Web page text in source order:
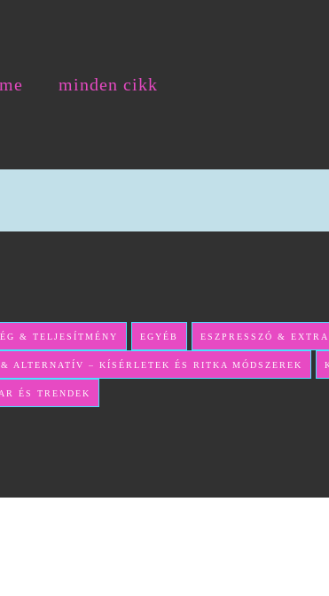
minden cikk
& TELJESÍTMÉNY EGYÉB ESZPRESSZÓ &
ALTERNATÍV – KÍSÉRLETEK ÉS RITKA MÓDSZEREK
ÉS TRENDEK